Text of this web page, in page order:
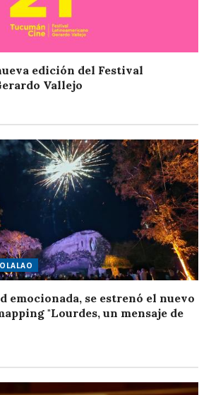
edición del Festival
Vallejo
emocionada, se estrenó el nuevo
"Lourdes, un mensaje de